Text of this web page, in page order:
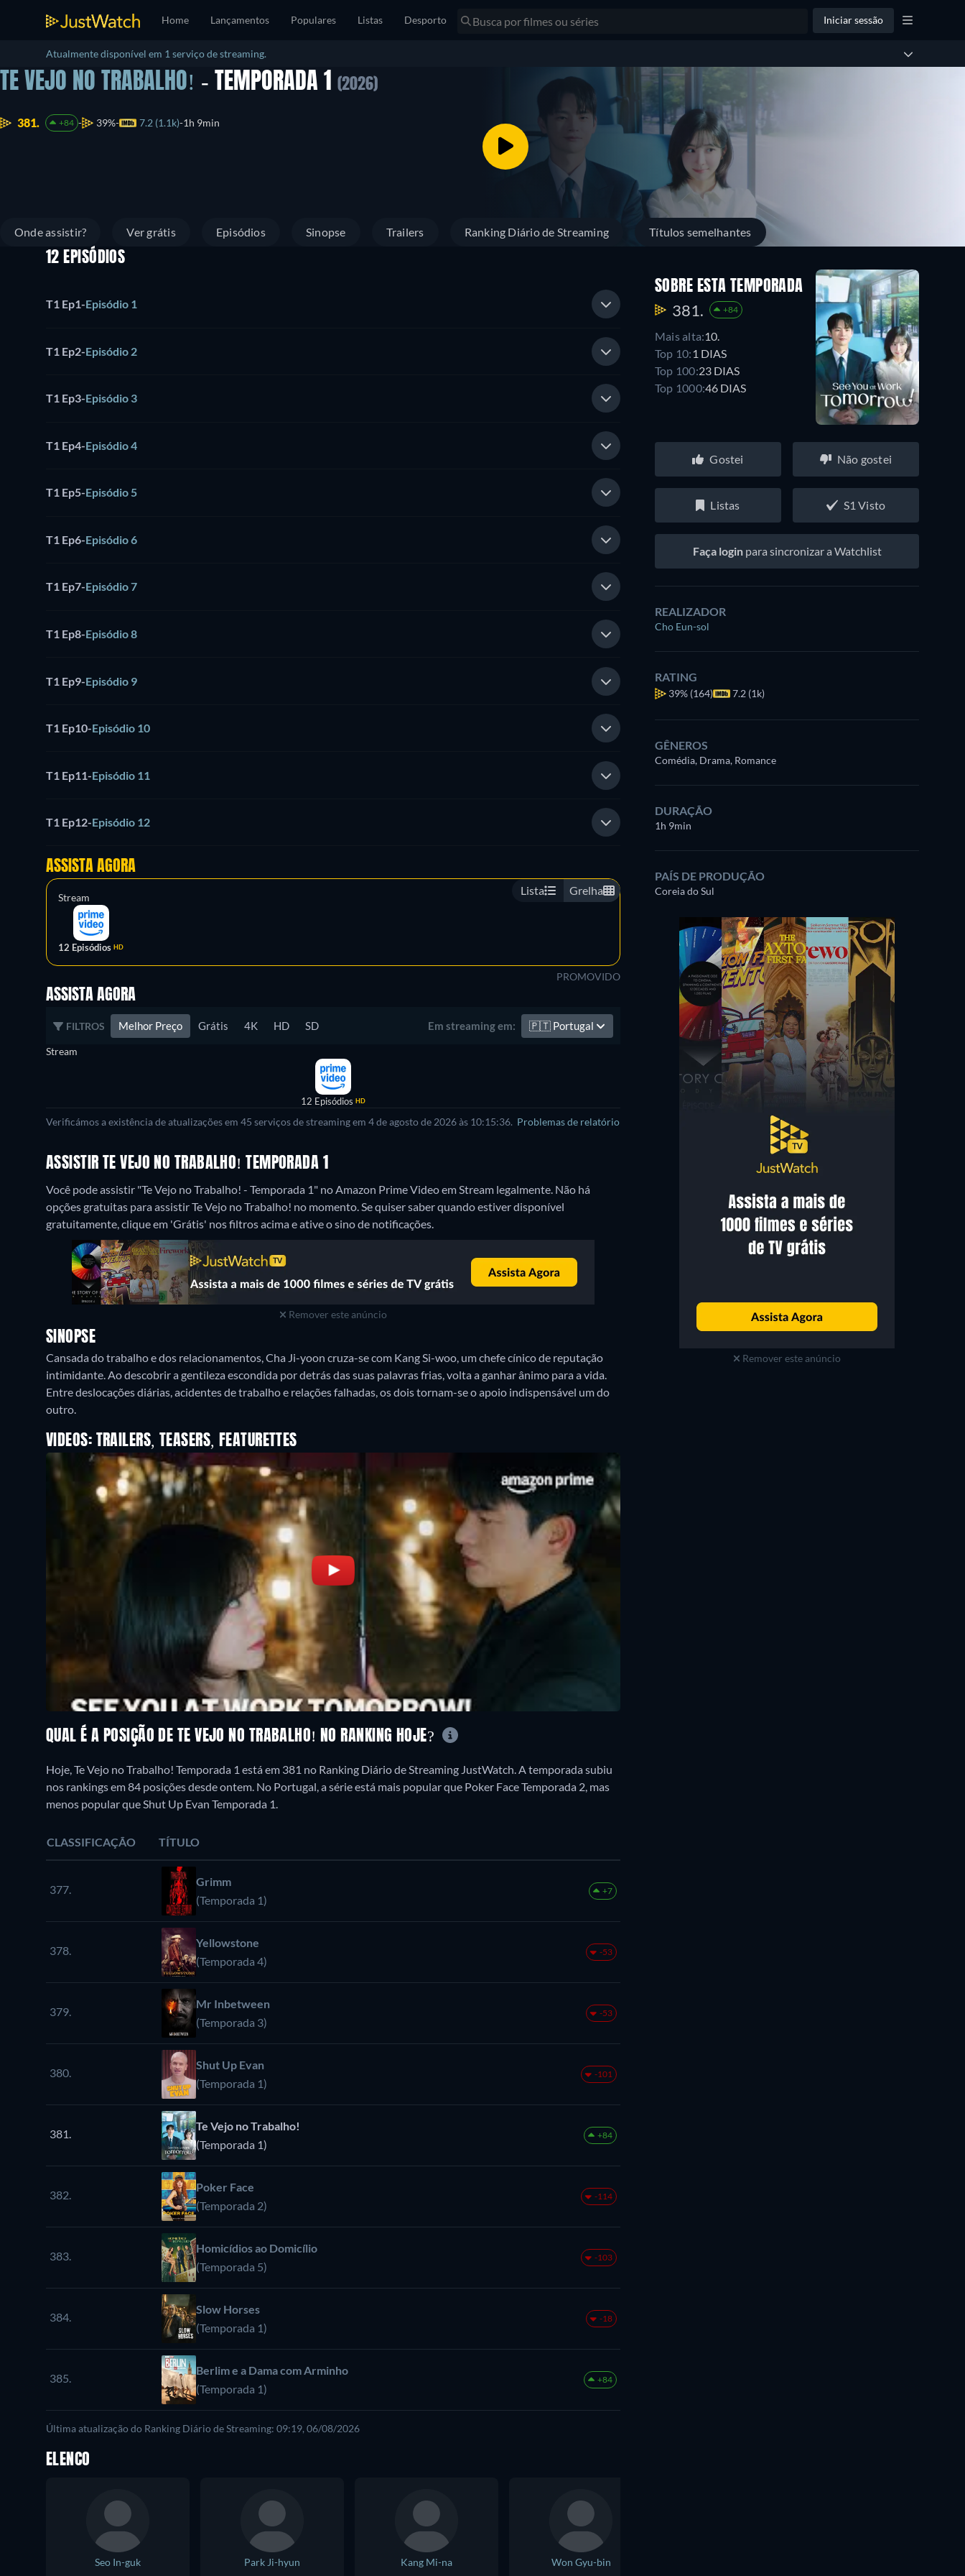
Home Lançamentos Populares Listas Desporto Iniciar sessão
Atualmente disponível em 1 serviço de streaming.
TE VEJO NO TRABALHO! - TEMPORADA 1 (2026)
381. +84 39% 7.2 (1.1k) 1h 9min
Onde assistir? Ver grátis Episódios Sinopse Trailers Ranking Diário de Streaming Títulos semelhantes
12 EPISÓDIOS
T1 Ep1-Episódio 1
T1 Ep2-Episódio 2
T1 Ep3-Episódio 3
T1 Ep4-Episódio 4
T1 Ep5-Episódio 5
T1 Ep6-Episódio 6
T1 Ep7-Episódio 7
T1 Ep8-Episódio 8
T1 Ep9-Episódio 9
T1 Ep10-Episódio 10
T1 Ep11-Episódio 11
T1 Ep12-Episódio 12
Lista Grelha
ASSISTA AGORA
Stream
12 Episódios HD
PROMOVIDO
ASSISTA AGORA
FILTROS Melhor Preço Grátis 4K HD SD Em streaming em: 🇵🇹 Portugal
Stream
12 Episódios HD
Verificámos a existência de atualizações em 45 serviços de streaming em 4 de agosto de 2026 às 10:15:36. Problemas de relatório
ASSISTIR TE VEJO NO TRABALHO! TEMPORADA 1
Você pode assistir "Te Vejo no Trabalho! - Temporada 1" no Amazon Prime Video em Stream legalmente. Não há
opções gratuitas para assistir Te Vejo no Trabalho! no momento. Se quiser saber quando estiver disponível
gratuitamente, clique em 'Grátis' nos filtros acima e ative o sino de notificações.
Remover este anúncio
SINOPSE
Cansada do trabalho e dos relacionamentos, Cha Ji-yoon cruza-se com Kang Si-woo, um chefe cínico de reputação
intimidante. Ao descobrir a gentileza escondida por detrás das suas palavras frias, volta a ganhar ânimo para a vida.
Entre deslocações diárias, acidentes de trabalho e relações falhadas, os dois tornam-se o apoio indispensável um do
outro.
VIDEOS: TRAILERS, TEASERS, FEATURETTES
SOBRE ESTA TEMPORADA
381. +84
Mais alta:10.
Top 10: 1 DIAS
Top 100:23 DIAS
Top 1000:46 DIAS
Gostei Não gostei
Listas S1 Visto
Faça loginpara sincronizar a Watchlist
REALIZADOR
Cho Eun-sol
RATING
39% (164) 7.2 (1k)
GÊNEROS
Comédia, Drama, Romance
DURAÇÃO
1h 9min
PAÍS DE PRODUÇÃO
Coreia do Sul
Remover este anúncio
QUAL É A POSIÇÃO DE TE VEJO NO TRABALHO! NO RANKING HOJE?
Hoje, Te Vejo no Trabalho! Temporada 1 está em 381 no Ranking Diário de Streaming JustWatch. A temporada subiu
nos rankings em 84 posições desde ontem. No Portugal, a série está mais popular que Poker Face Temporada 2, mas
menos popular que Shut Up Evan Temporada 1.
CLASSIFICAÇÃO TÍTULO
377.
Grimm
(Temporada 1)
+7
378.
Yellowstone
(Temporada 4)
-53
379.
Mr Inbetween
(Temporada 3)
-53
380.
Shut Up Evan
(Temporada 1)
-101
381.
Te Vejo no Trabalho!
(Temporada 1)
+84
382.
Poker Face
(Temporada 2)
-114
383.
Homicídios ao Domicílio
(Temporada 5)
-103
384.
Slow Horses
(Temporada 1)
-18
385.
Berlim e a Dama com Arminho
(Temporada 1)
+84
Última atualização do Ranking Diário de Streaming: 09:19, 06/08/2026
ELENCO
Seo In-guk
Park Ji-hyun
Kang Mi-na
Won Gyu-bin